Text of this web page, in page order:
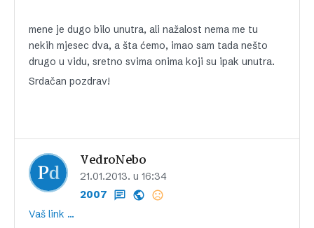
mene je dugo bilo unutra, ali nažalost nema me tu
nekih mjesec dva, a šta ćemo, imao sam tada nešto
drugo u vidu, sretno svima onima koji su ipak unutra.
Srdačan pozdrav!
VedroNebo
21.01.2013. u 16:34
2007
Vaš link …